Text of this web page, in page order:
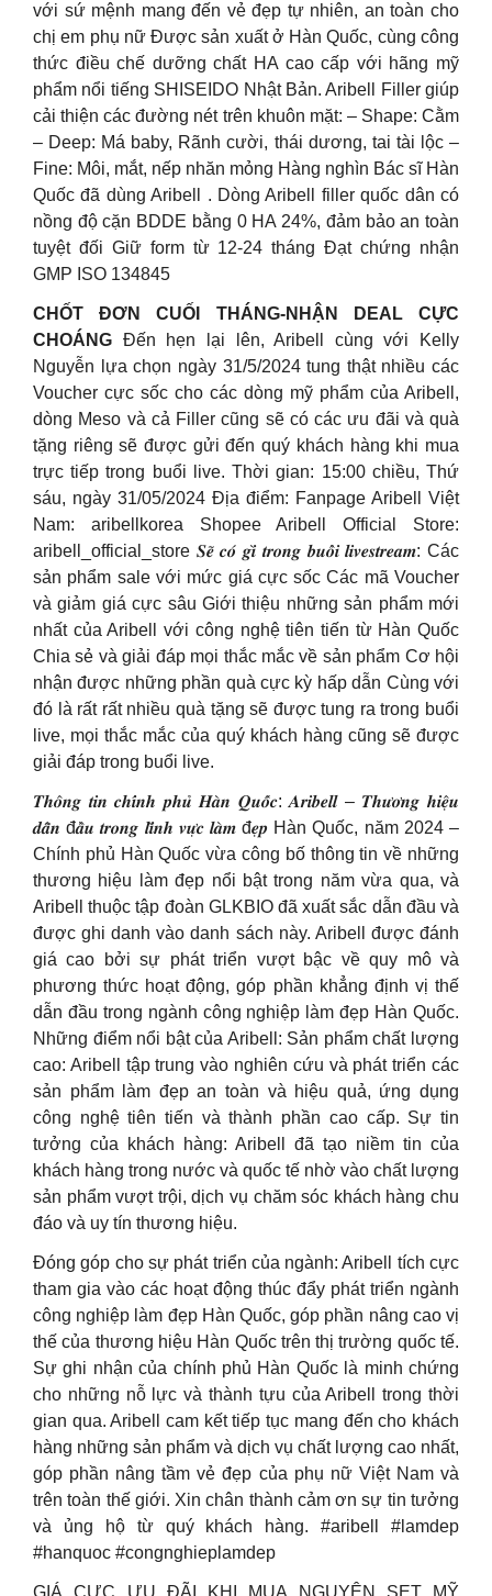
với sứ mệnh mang đến vẻ đẹp tự nhiên, an toàn cho
chị em phụ nữ Được sản xuất ở Hàn Quốc, cùng công
thức điều chế dưỡng chất HA cao cấp với hãng mỹ
phẩm nổi tiếng SHISEIDO Nhật Bản. Aribell Filler giúp
cải thiện các đường nét trên khuôn mặt: – Shape: Cằm
– Deep: Má baby, Rãnh cười, thái dương, tai tài lộc –
Fine: Môi, mắt, nếp nhăn mỏng Hàng nghìn Bác sĩ Hàn
Quốc đã dùng Aribell . Dòng Aribell filler quốc dân có
nồng độ cặn BDDE bằng 0 HA 24%, đảm bảo an toàn
tuyệt đối Giữ form từ 12-24 tháng Đạt chứng nhận
GMP ISO 134845
CHỐT ĐƠN CUỐI THÁNG-NHẬN DEAL CỰC
CHOÁNG Đến hẹn lại lên, Aribell cùng với Kelly
Nguyễn lựa chọn ngày 31/5/2024 tung thật nhiều các
Voucher cực sốc cho các dòng mỹ phẩm của Aribell,
dòng Meso và cả Filler cũng sẽ có các ưu đãi và quà
tặng riêng sẽ được gửi đến quý khách hàng khi mua
trực tiếp trong buổi live. Thời gian: 15:00 chiều, Thứ
sáu, ngày 31/05/2024 Địa điểm: Fanpage Aribell Việt
Nam: aribellkorea Shopee Aribell Official Store:
aribell_official_store 𝑺𝒆̃ 𝒄𝒐́ 𝒈𝒊̀ 𝒕𝒓𝒐𝒏𝒈 𝒃𝒖𝒐̂̉𝒊 𝒍𝒊𝒗𝒆𝒔𝒕𝒓𝒆𝒂𝒎: Các
sản phẩm sale với mức giá cực sốc Các mã Voucher
và giảm giá cực sâu Giới thiệu những sản phẩm mới
nhất của Aribell với công nghệ tiên tiến từ Hàn Quốc
Chia sẻ và giải đáp mọi thắc mắc về sản phẩm Cơ hội
nhận được những phần quà cực kỳ hấp dẫn Cùng với
đó là rất rất nhiều quà tặng sẽ được tung ra trong buổi
live, mọi thắc mắc của quý khách hàng cũng sẽ được
giải đáp trong buổi live.
𝑻𝒉𝒐̂𝒏𝒈 𝒕𝒊𝒏 𝒄𝒉𝒊́𝒏𝒉 𝒑𝒉𝒖̉ 𝑯𝒂̀𝒏 𝑸𝒖𝒐̂́𝒄: 𝑨𝒓𝒊𝒃𝒆𝒍𝒍 – 𝑻𝒉𝒖̛𝒐̛𝒏𝒈 𝒉𝒊𝒆̣̂𝒖
𝒅𝒂̂̃𝒏 đ𝒂̂̀𝒖 𝒕𝒓𝒐𝒏𝒈 𝒍𝒊̃𝒏𝒉 𝒗𝒖̛̣𝒄 𝒍𝒂̀𝒎 đ𝒆̣𝒑 Hàn Quốc, năm 2024 –
Chính phủ Hàn Quốc vừa công bố thông tin về những
thương hiệu làm đẹp nổi bật trong năm vừa qua, và
Aribell thuộc tập đoàn GLKBIO đã xuất sắc dẫn đầu và
được ghi danh vào danh sách này. Aribell được đánh
giá cao bởi sự phát triển vượt bậc về quy mô và
phương thức hoạt động, góp phần khẳng định vị thế
dẫn đầu trong ngành công nghiệp làm đẹp Hàn Quốc.
Những điểm nổi bật của Aribell: Sản phẩm chất lượng
cao: Aribell tập trung vào nghiên cứu và phát triển các
sản phẩm làm đẹp an toàn và hiệu quả, ứng dụng
công nghệ tiên tiến và thành phần cao cấp. Sự tin
tưởng của khách hàng: Aribell đã tạo niềm tin của
khách hàng trong nước và quốc tế nhờ vào chất lượng
sản phẩm vượt trội, dịch vụ chăm sóc khách hàng chu
đáo và uy tín thương hiệu.
Đóng góp cho sự phát triển của ngành: Aribell tích cực
tham gia vào các hoạt động thúc đẩy phát triển ngành
công nghiệp làm đẹp Hàn Quốc, góp phần nâng cao vị
thế của thương hiệu Hàn Quốc trên thị trường quốc tế.
Sự ghi nhận của chính phủ Hàn Quốc là minh chứng
cho những nỗ lực và thành tựu của Aribell trong thời
gian qua. Aribell cam kết tiếp tục mang đến cho khách
hàng những sản phẩm và dịch vụ chất lượng cao nhất,
góp phần nâng tầm vẻ đẹp của phụ nữ Việt Nam và
trên toàn thế giới. Xin chân thành cảm ơn sự tin tưởng
và ủng hộ từ quý khách hàng. #aribell #lamdep
#hanquoc #congnghieplamdep
GIÁ CỰC ƯU ĐÃI KHI MUA NGUYÊN SET MỸ